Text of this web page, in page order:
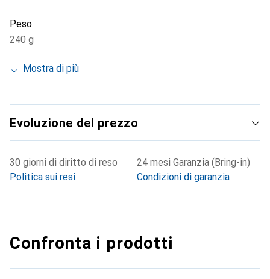
Peso
240 g
Mostra di più
Evoluzione del prezzo
30 giorni di diritto di reso
Politica sui resi
24 mesi Garanzia (Bring-in)
Condizioni di garanzia
Confronta i prodotti